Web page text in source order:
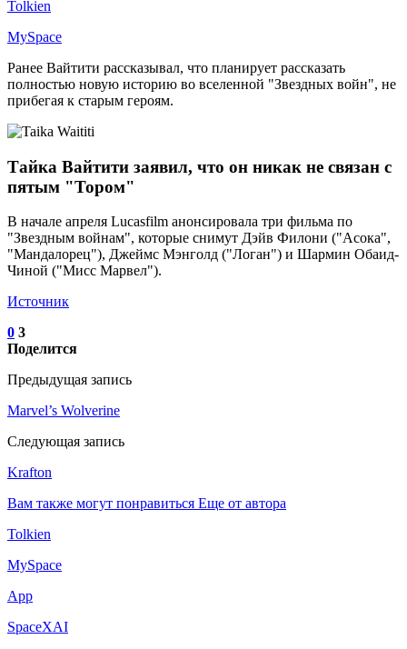
Tolkien
MySpace
Ранее Вайтити рассказывал, что планирует рассказать
полностью новую историю во вселенной "Звездных войн", не
прибегая к старым героям.
Тайка Вайтити заявил, что он никак не связан с
пятым "Тором"
В начале апреля Lucasfilm анонсировала три фильма по
"Звездным войнам", которые снимут Дэйв Филони ("Асока",
"Мандалорец"), Джеймс Мэнголд ("Логан") и Шармин Обаид-
Чиной ("Мисс Марвел").
Источник
0 3
Поделится
Предыдущая запись
Marvel’s Wolverine
Следующая запись
Krafton
Вам также могут понравиться Еще от автора
Tolkien
MySpace
App
SpaceXAI